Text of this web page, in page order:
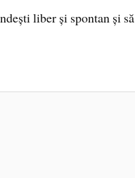
liber și spontan și să